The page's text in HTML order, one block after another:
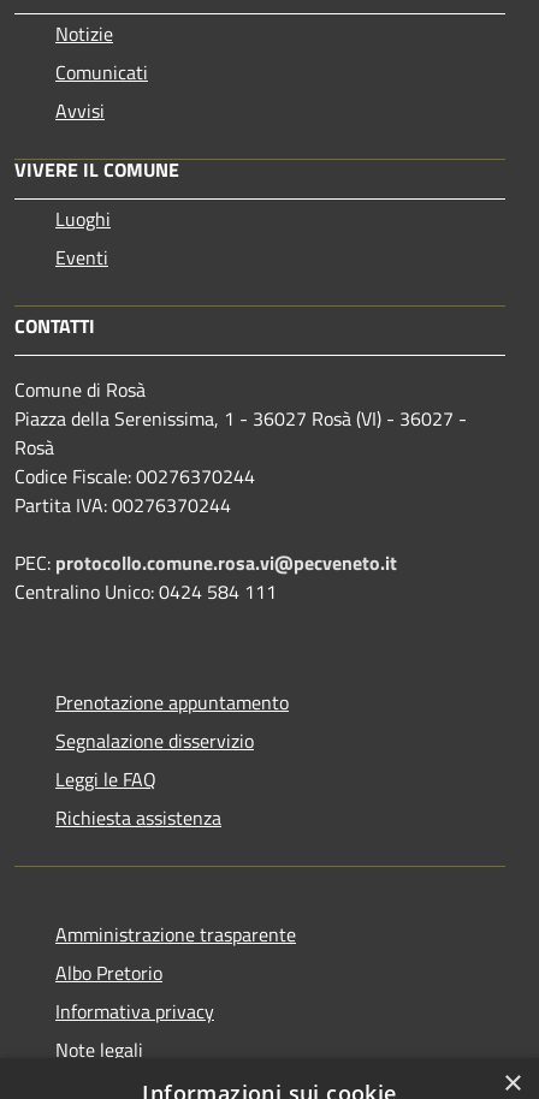
Notizie
Comunicati
Avvisi
VIVERE IL COMUNE
Luoghi
Eventi
CONTATTI
Comune di Rosà
Piazza della Serenissima, 1 - 36027 Rosà (VI) - 36027 -
Rosà
Codice Fiscale: 00276370244
Partita IVA: 00276370244
PEC: protocollo.comune.rosa.vi@pecveneto.it
Centralino Unico: 0424 584 111
Prenotazione appuntamento
Segnalazione disservizio
Leggi le FAQ
Richiesta assistenza
Amministrazione trasparente
Albo Pretorio
Informativa privacy
Note legali
Dichiarazione di accessibilità
×
Informazioni sui cookie